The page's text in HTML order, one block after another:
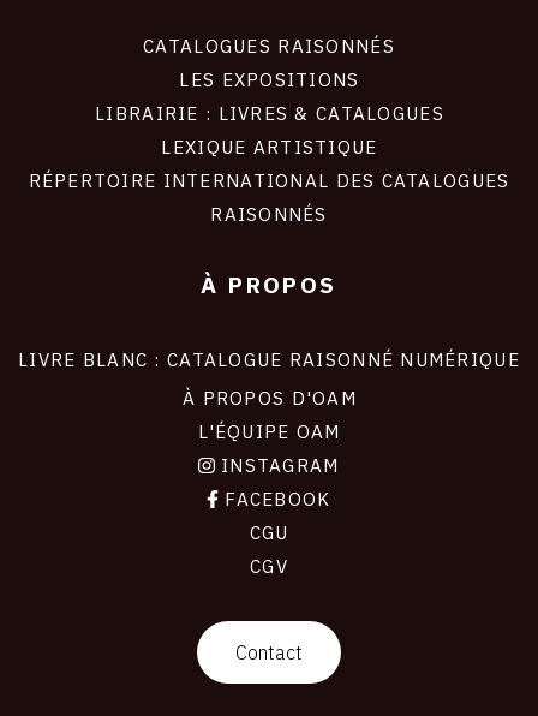
CATALOGUES RAISONNÉS
LES EXPOSITIONS
LIBRAIRIE : LIVRES & CATALOGUES
LEXIQUE ARTISTIQUE
RÉPERTOIRE INTERNATIONAL DES CATALOGUES
RAISONNÉS
À PROPOS
LIVRE BLANC : CATALOGUE RAISONNÉ NUMÉRIQUE
À PROPOS D'OAM
L'ÉQUIPE OAM
INSTAGRAM
FACEBOOK
CGU
CGV
Contact